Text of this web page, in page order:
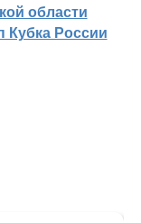
области
Кубка России